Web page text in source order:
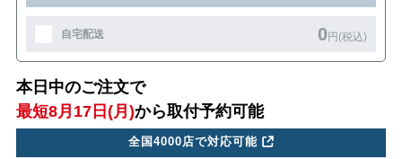
自宅配送 0円(税込)
本日中のご注文で
最短8月17日(月)から取付予約可能
全国4000店で対応可能